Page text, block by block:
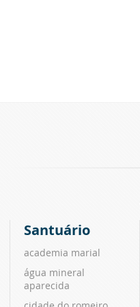
Santuário
academia marial
água mineral
aparecida